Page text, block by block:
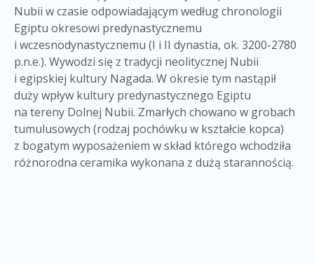
Nubii w czasie odpowiadającym według chronologii
Egiptu okresowi predynastycznemu
i wczesnodynastycznemu (I i II dynastia, ok. 3200-2780
p.n.e.). Wywodzi się z tradycji neolitycznej Nubii
i egipskiej kultury Nagada. W okresie tym nastąpił
duży wpływ kultury predynastycznego Egiptu
na tereny Dolnej Nubii. Zmarłych chowano w grobach
tumulusowych (rodzaj pochówku w kształcie kopca)
z bogatym wyposażeniem w skład którego wchodziła
różnorodna ceramika wykonana z dużą starannością.